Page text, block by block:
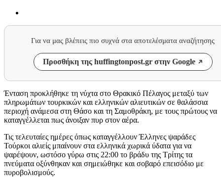
Για να μας βλέπεις πιο συχνά στα αποτελέσματα αναζήτησης
Προσθήκη της huffingtonpost.gr στην Google
Ένταση προκλήθηκε τη νύχτα στο Θρακικό Πέλαγος μεταξύ των
πληρωμάτων τουρκικών και ελληνικών αλιευτικών σε θαλάσσια
περιοχή ανάμεσα στη Θάσο και τη Σαμοθράκη, με τους πρώτους να
καταγγέλλεται πως άνοιξαν πυρ στον αέρα.
Τις τελευταίες ημέρες όπως καταγγέλλουν Έλληνες ψαράδες
Τούρκοι αλιείς μπαίνουν στα ελληνικά χωρικά ύδατα για να
ψαρέψουν, ωστόσο γύρω στις 22:00 το βράδυ της Τρίτης τα
πνεύματα οξύνθηκαν και σημειώθηκε και σοβαρό επεισόδιο με
πυροβολισμούς.